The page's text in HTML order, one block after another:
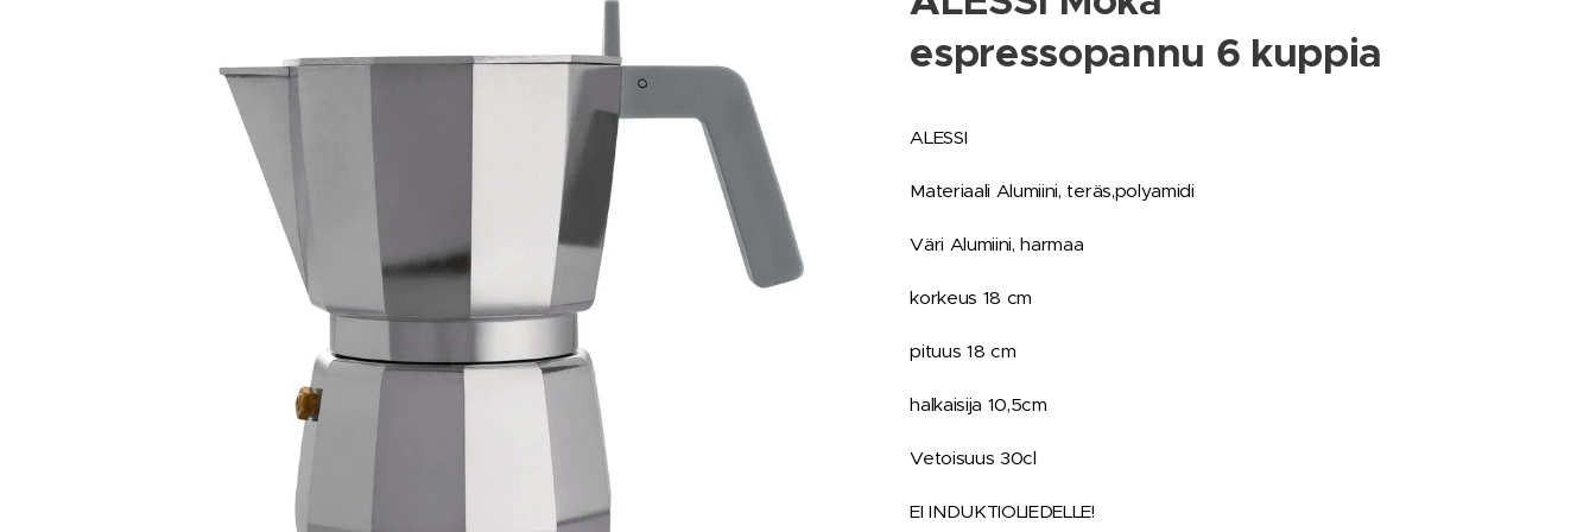
espressopannu 6 kuppia
ALESSI
Materiaali Alumiini, teräs,polyamidi
Väri Alumiini, harmaa
korkeus 18 cm
pituus 18 cm
halkaisija 10,5cm
Vetoisuus 30cl
EI INDUKTIOLIEDELLE!